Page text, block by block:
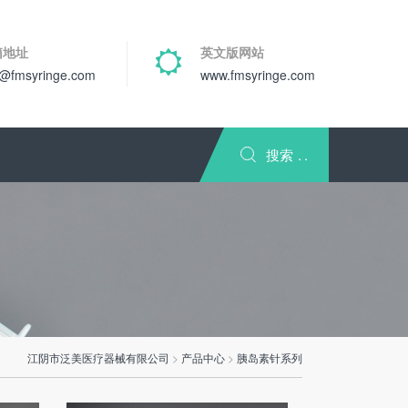
址
英文版网站
www.fmsyringe.com
搜索
江阴市泛美医疗器械有限公司 > 产品中心 > 胰岛素针系列